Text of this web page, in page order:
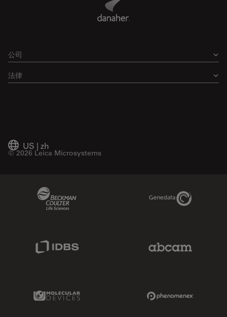
公司
法律
US | zh
© 2026 Leica Microsystems
Genedata Link
IDBS Link
Molecular Devices Link